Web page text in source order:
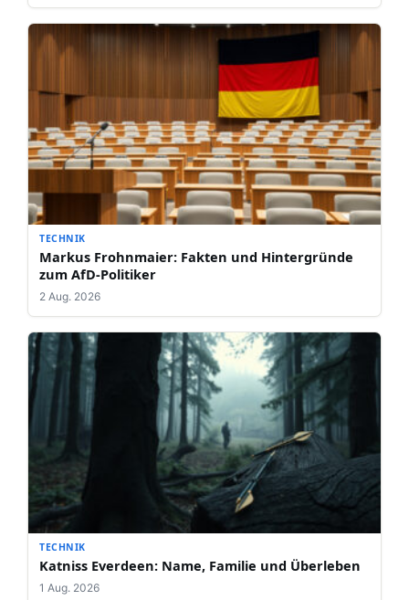
TECHNIK
Markus Frohnmaier: Fakten und Hintergründe
zum AfD-Politiker
2 Aug. 2026
TECHNIK
Katniss Everdeen: Name, Familie und Überleben
1 Aug. 2026